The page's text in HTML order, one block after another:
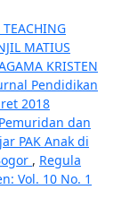
MATIUS
KRISTEN
Pendidikan
2018
dan
PAK Anak di
, Regula
Vol. 10 No. 1